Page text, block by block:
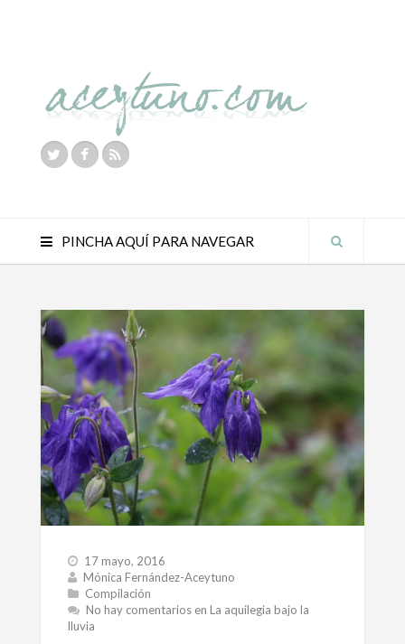
PINCHA AQUÍ PARA NAVEGAR
17 mayo, 2016
Mónica Fernández-Aceytuno
Compilación
No hay comentariosen La aquilegia bajo la
lluvia